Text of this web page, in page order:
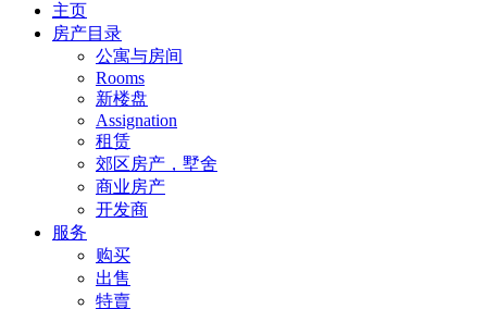
主页
房产目录
公寓与房间
Rooms
新楼盘
Assignation
租赁
郊区房产，墅舍
商业房产
开发商
服务
购买
出售
特賣